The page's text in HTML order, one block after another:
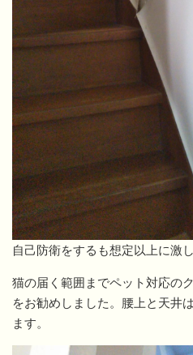
自己防衛をするも想定以上に激
猫の届く範囲までペット対応の
をお勧めしました。腰上と天井
ます。